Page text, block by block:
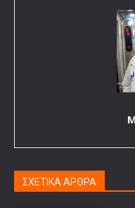
ΣΧΕΤΙΚΑ ΑΡΘΡΑ